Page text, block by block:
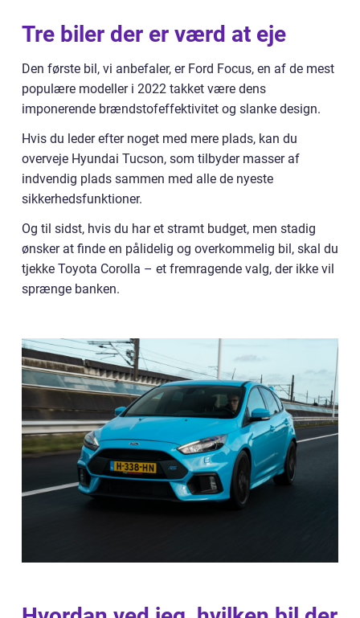
Tre biler der er værd at eje
Den første bil, vi anbefaler, er Ford Focus, en af de mest
populære modeller i 2022 takket være dens
imponerende brændstofeffektivitet og slanke design.
Hvis du leder efter noget med mere plads, kan du
overveje Hyundai Tucson, som tilbyder masser af
indvendig plads sammen med alle de nyeste
sikkerhedsfunktioner.
Og til sidst, hvis du har et stramt budget, men stadig
ønsker at finde en pålidelig og overkommelig bil, skal du
tjekke Toyota Corolla – et fremragende valg, der ikke vil
sprænge banken.